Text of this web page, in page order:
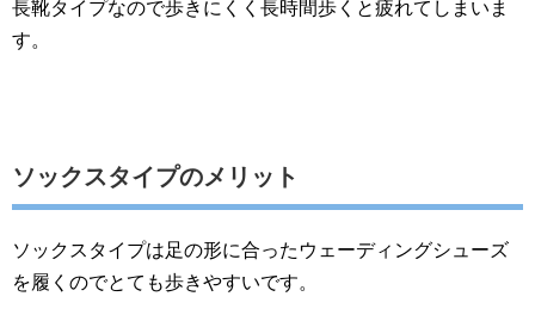
長靴タイプなので歩きにくく長時間歩くと疲れてしまいま
す。
ソックスタイプのメリット
ソックスタイプは足の形に合ったウェーディングシューズ
を履くのでとても歩きやすいです。